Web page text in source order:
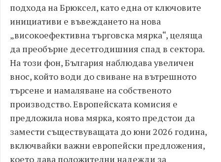
подхода на Брюксел, като една от ключовите
инициативи е въвеждането на нова
„високоефективна търговска мярка“, целяща
да преобърне десетгодишния спад в сектора.
На този фон, България наблюдава увеличен
внос, който води до свиване на вътрешното
търсене и намаляване на собственото
производство. Европейската комисия е
предложила нова мярка, която предстои да
замести съществуващата до юни 2026 година,
включвайки важни европейски предложения,
което дава положителни надежди за